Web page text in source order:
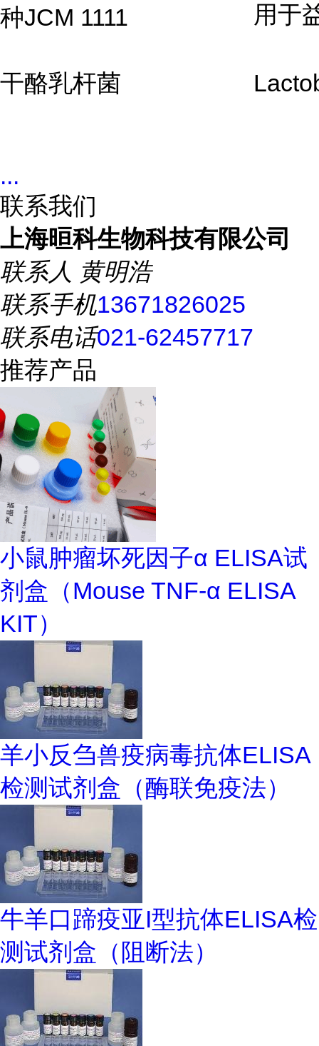
种JCM 1111
用于
干酪乳杆菌
...
联系我们
上海晅科生物科技有限公司
联系人 黄明浩
联系手机13671826025
联系电话021-62457717
推荐产品
小鼠肿瘤坏死因子α ELISA试
剂盒（Mouse TNF-α ELISA
KIT）
羊小反刍兽疫病毒抗体ELISA
检测试剂盒（酶联免疫法）
牛羊口蹄疫亚I型抗体ELISA检
测试剂盒（阻断法）